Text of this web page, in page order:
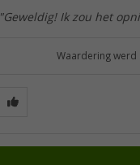
"Geweldig! Ik zou het
Waardering werd